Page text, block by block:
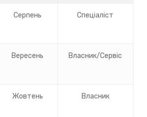
Серпень Спеціаліст
Вересень Власник/Сервіс
Жовтень Власник